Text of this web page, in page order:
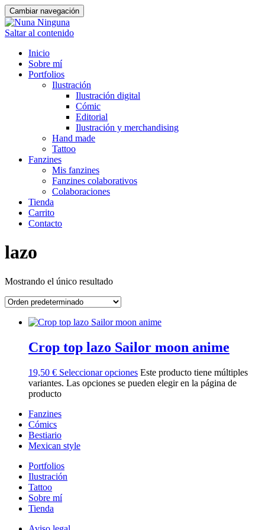
Cambiar navegación
Saltar al contenido
Inicio
Sobre mí
Portfolios
Ilustración
Ilustración digital
Cómic
Editorial
Ilustración y merchandising
Hand made
Tattoo
Fanzines
Mis fanzines
Fanzines colaborativos
Colaboraciones
Tienda
Carrito
Contacto
lazo
Mostrando el único resultado
Crop top lazo Sailor moon anime
19,50 € Seleccionar opciones Este producto tiene múltiples
variantes. Las opciones se pueden elegir en la página de
producto
Fanzines
Cómics
Bestiario
Mexican style
Portfolios
Ilustración
Tattoo
Sobre mí
Tienda